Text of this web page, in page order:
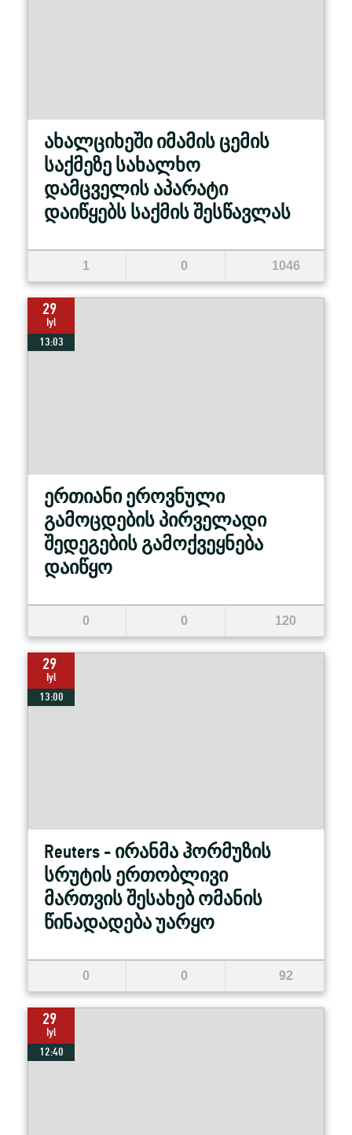
ახალციხეში იმამის ცემის
საქმეზე სახალხო
დამცველის აპარატი
დაიწყებს საქმის შესწავლას
1 0 1046
29
Iyl
13:03
ერთიანი ეროვნული
გამოცდების პირველადი
შედეგების გამოქვეყნება
დაიწყო
0 0 120
29
Iyl
13:00
Reuters - ირანმა ჰორმუზის
სრუტის ერთობლივი
მართვის შესახებ ომანის
წინადადება უარყო
0 0 92
29
Iyl
12:40